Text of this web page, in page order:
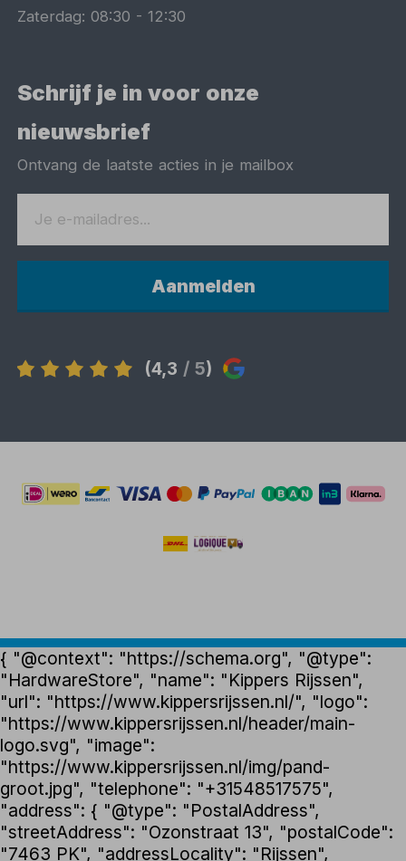
Zaterdag:08:30 -12:30
Schrijf je in voor onze
nieuwsbrief
Ontvang de laatste acties in je mailbox
Aanmelden
(4,3 / 5)
{ "@context": "https://schema.org", "@type":
"HardwareStore", "name": "Kippers Rijssen",
"url": "https://www.kippersrijssen.nl/", "logo":
"https://www.kippersrijssen.nl/header/main-
logo.svg", "image":
"https://www.kippersrijssen.nl/img/pand-
groot.jpg", "telephone": "+31548517575",
"address": { "@type": "PostalAddress",
"streetAddress": "Ozonstraat 13", "postalCode":
"7463 PK", "addressLocality": "Rijssen",